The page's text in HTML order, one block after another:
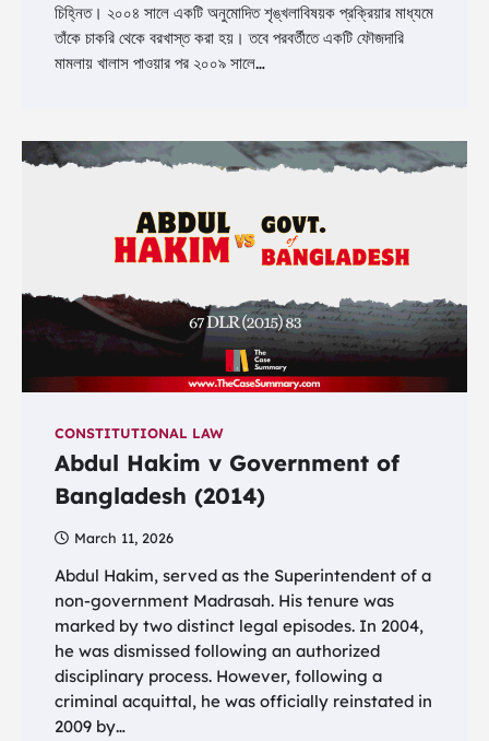
চিহ্নিত। ২০০৪ সালে একটি অনুমোদিত শৃঙ্খলাবিষয়ক প্রক্রিয়ার মাধ্যমে
তাঁকে চাকরি থেকে বরখাস্ত করা হয়। তবে পরবর্তীতে একটি ফৌজদারি
মামলায় খালাস পাওয়ার পর ২০০৯ সালে…
CONSTITUTIONAL LAW
Abdul Hakim v Government of
Bangladesh (2014)
March 11, 2026
Abdul Hakim, served as the Superintendent of a
non-government Madrasah. His tenure was
marked by two distinct legal episodes. In 2004,
he was dismissed following an authorized
disciplinary process. However, following a
criminal acquittal, he was officially reinstated in
2009 by…